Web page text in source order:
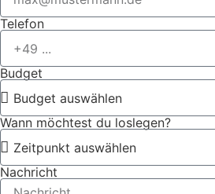
Telefon
Budget
Wann möchtest du loslegen?
Nachricht